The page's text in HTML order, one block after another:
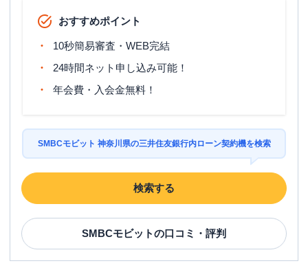
おすすめポイント
10秒簡易審査・WEB完結
24時間ネット申し込み可能！
年会費・入会金無料！
SMBCモビット 神奈川県の三井住友銀行内ローン契約機を検索
検索する
SMBCモビットの口コミ・評判